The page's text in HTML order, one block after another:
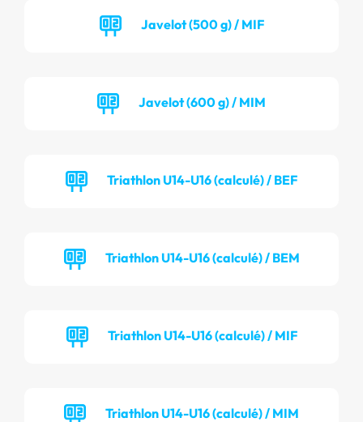
Javelot (500 g) / MIF
Javelot (600 g) / MIM
Triathlon U14-U16 (calculé) / BEF
Triathlon U14-U16 (calculé) / BEM
Triathlon U14-U16 (calculé) / MIF
Triathlon U14-U16 (calculé) / MIM